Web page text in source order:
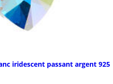
iridescent passant argent 925